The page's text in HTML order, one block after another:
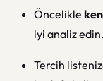
Öncelikle
iyi analiz edin.
Tercih